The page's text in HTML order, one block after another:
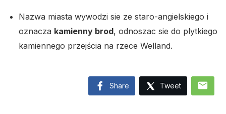
Nazwa miasta wywodzi sie ze staro-angielskiego i
oznacza kamienny brod, odnoszac sie do plytkiego
kamiennego przejścia na rzece Welland.
Share Tweet mail